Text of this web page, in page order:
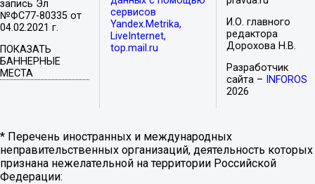
запись Эл
№ФС77-80335 от
04.02.2021 г.
ПОКАЗАТЬ
БАННЕРНЫЕ
МЕСТА
сервисов
Yandex.Metrika,
LiveInternet,
top.mail.ru
И.О. главного
редактора
Дорохова Н.В.
Разработчик
сайта –
INFOROS
2026
* Перечень иностранных и международных
неправительственных организаций, деятельность которых
признана нежелательной на территории Российской
Федерации: